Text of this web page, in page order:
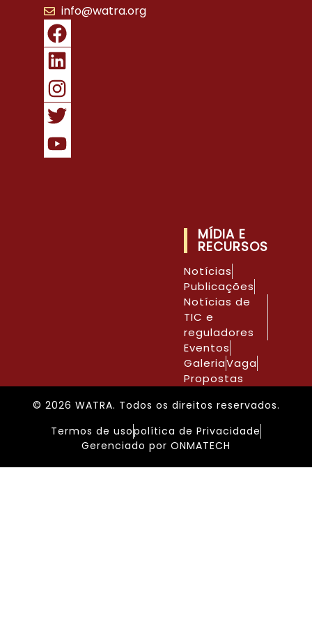
info@watra.org
MÍDIA E
RECURSOS
Notícias
Publicações
Notícias de
TIC e
reguladores
Eventos
GaleriaVaga
Propostas
© 2026 WATRA. Todos os direitos reservados.
Termos de usopolítica de Privacidade
Gerenciado por ONMATECH